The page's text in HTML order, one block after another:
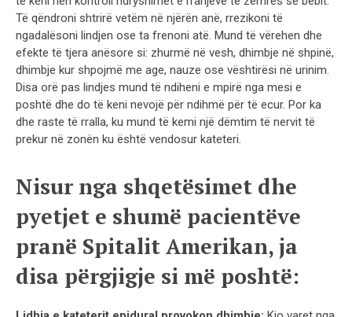
Të qëndroni shtrirë vetëm në njërën anë, rrezikoni të
ngadalësoni lindjen ose ta frenoni atë. Mund të vërehen dhe
efekte të tjera anësore si: zhurmë në vesh, dhimbje në shpinë,
dhimbje kur shpojmë me age, nauze ose vështirësi në urinim.
Disa orë pas lindjes mund të ndiheni e mpirë nga mesi e
poshtë dhe do të keni nevojë për ndihmë për të ecur. Por ka
dhe raste të rralla, ku mund të kemi një dëmtim të nervit të
prekur në zonën ku është vendosur kateteri.
Nisur nga shqetësimet dhe
pyetjet e shumë pacientëve
pranë Spitalit Amerikan, ja
disa përgjigje si më poshtë: